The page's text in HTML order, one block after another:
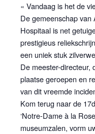
« Vandaag is het de
De gemeenschap van
Hospitaal is net
prestigieus
een uniek stuk
De meester-directeur,
plaatse geroepen en
van dit vreemde
Kom terug naar de
‘Notre-Dame à la
museumzalen, vorm